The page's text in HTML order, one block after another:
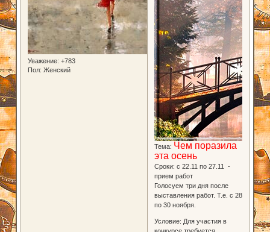
Уважение: +783
Пол: Женский
Тема: Чем поразила
эта осень
Сроки: с 22.11 по 27.11 -
прием работ
Голосуем три дня после
выставления работ. Т.е. с 28
по 30 ноября.
Условие: Для участия в
конкурсе требуется